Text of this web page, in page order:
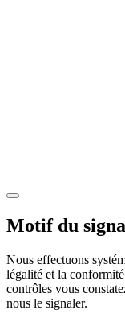
Motif du
Nous effectuons
légalité et la
contrôles vous
nous le signaler.